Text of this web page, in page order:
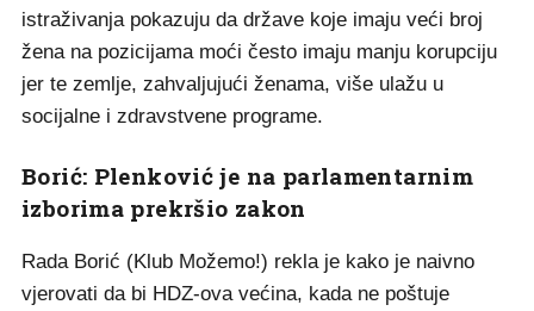
istraživanja pokazuju da države koje imaju veći broj
žena na pozicijama moći često imaju manju korupciju
jer te zemlje, zahvaljujući ženama, više ulažu u
socijalne i zdravstvene programe.
Borić: Plenković je na parlamentarnim
izborima prekršio zakon
Rada Borić (Klub Možemo!) rekla je kako je naivno
vjerovati da bi HDZ-ova većina, kada ne poštuje